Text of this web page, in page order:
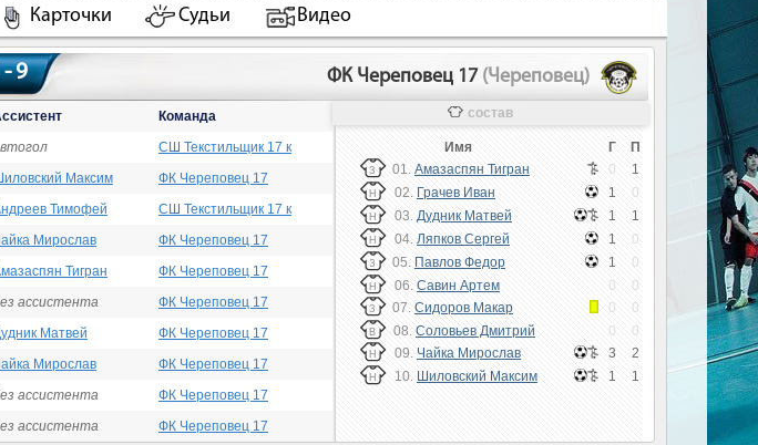
Карточки Судьи Видео
- 9 ФК Череповец 17 (Череповец)
Команда
СШ Текстильщик 17 к
Максим
ФК Череповец 17
Тимофей
СШ Текстильщик 17 к
Мирослав
ФК Череповец 17
Тигран
ФК Череповец 17
ассистента
ФК Череповец 17
Матвей
ФК Череповец 17
Мирослав
ФК Череповец 17
ассистента
ФК Череповец 17
ассистента ФК Череповец 17
состав
Имя Г П
З 01. Амазаспян Тигран 0 1
Н 02. Грачев Иван 1 0
Н 03. Дудник Матвей 1 1
Н 04. Ляпков Сергей 1 0
З 05. Павлов Федор 1 0
Н 06. Савин Артем 0 0
З 07. Сидоров Макар 0 0
В 08. Соловьев Дмитрий 0 0
Н 09. Чайка Мирослав 3 2
Н 10. Шиловский Максим 1 1